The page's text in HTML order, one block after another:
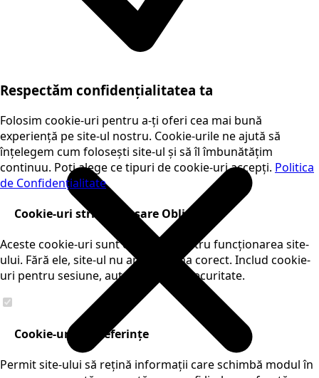
Respectăm confidențialitatea ta
Folosim cookie-uri pentru a-ți oferi cea mai bună
experiență pe site-ul nostru. Cookie-urile ne ajută să
înțelegem cum folosești site-ul și să îl îmbunătățim
continuu. Poți alege ce tipuri de cookie-uri accepți. Politica
de Confidențialitate
Cookie-uri strict necesare Obligatorii
Aceste cookie-uri sunt esențiale pentru funcționarea site-
ului. Fără ele, site-ul nu ar funcționa corect. Includ cookie-
uri pentru sesiune, autentificare și securitate.
Cookie-uri de preferințe
Permit site-ului să rețină informații care schimbă modul în